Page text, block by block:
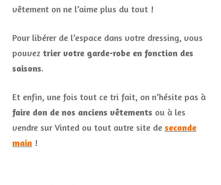
vêtement on ne l’aime plus du tout !
Pour libérer de l’espace dans votre dressing, vous
pouvez trier votre garde-robe en fonction des
saisons.
Et enfin, une fois tout ce tri fait, on n’hésite pas à
faire don de nos anciens vêtements ou à les
vendre sur Vinted ou tout autre site de seconde
main !